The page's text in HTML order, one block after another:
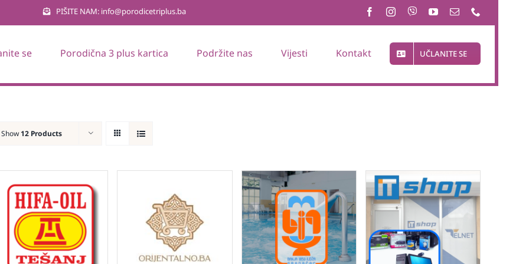
PIŠITE NAM: info@porodicetriplus.ba
se Porodična 3 plus kartica Podržite nas Vijesti Kontakt UČLANITE SE
Show 12 Products